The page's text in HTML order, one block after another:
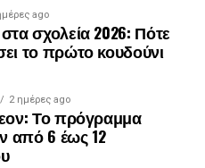
ago
σχολεία 2026: Πότε
το πρώτο κουδούνι
2 ημέρες ago
Το πρόγραμμα
από 6 έως 12